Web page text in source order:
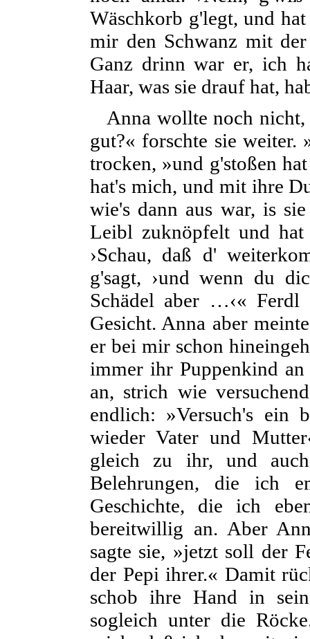
Wäschkorb g'legt, und
mir den Schwanz mit
Ganz drinn war er, ich
Haar, was sie drauf hat,
Anna wollte noch nicht,
gut?« forschte sie weiter.
trocken, »und g'stoßen
hat's mich, und mit ihre
wie's dann aus war, is
Leibl zuknöpfelt und hat
›Schau, daß d'
g'sagt, ›und wenn du
Schädel aber …‹« Ferdl
Gesicht. Anna aber
er bei mir schon
immer ihr Puppenkind
an, strich wie
endlich: »Versuch's
wieder Vater und
gleich zu ihr, und
Belehrungen, die ich
Geschichte, die ich
bereitwillig an. Aber
sagte sie, »jetzt soll der
der Pepi ihrer.« Damit
schob ihre Hand in
sogleich unter die